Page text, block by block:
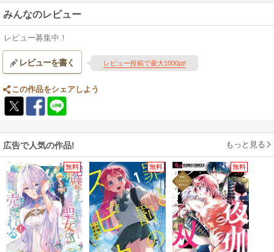
みんなのレビュー
レビュー募集中！
レビューを書く レビュー投稿で最大1000pt!
この作品をシェアしよう
広告で人気の作品! もっと見る
無料 無料 無料